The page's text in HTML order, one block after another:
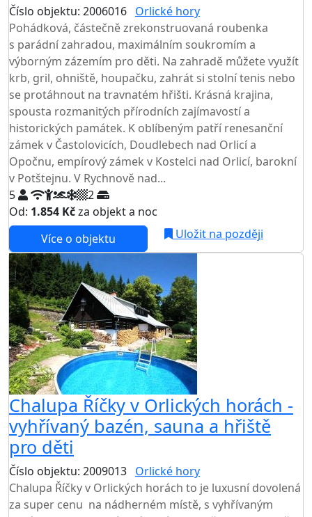
Číslo objektu: 2006016 Orlické hory
Pohádková, částečně zrekonstruovaná roubenka
s parádní zahradou, maximálním soukromím a
výborným zázemím pro děti. Na zahradě můžete využít
krb, gril, ohniště, houpačku, zahrát si stolní tenis nebo
se protáhnout na travnatém hřišti. Krásná krajina,
spousta rozmanitých přírodních zajímavostí a
historických památek. K oblíbeným patří renesanční
zámek v Častolovicích, Doudlebech nad Orlicí a
Opočnu, empírový zámek v Kostelci nad Orlicí, barokní
v Potštejnu. V Rychnově nad...
5
2
Od: 1.854 Kčza objekt a noc
Více o objektu
Uložit na později
Chalupa Říčky v Orlických horách -
vyhřívaný bazén, sauna a hřiště
pro děti
Číslo objektu: 2009013 Orlické hory
Chalupa Říčky v Orlických horách to je luxusní dovolená
za super cenu na nádherném místě, s vyhřívaným